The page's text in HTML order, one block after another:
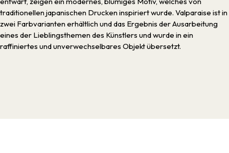
traditionellen japanischen Drucken inspiriert wurde. Valparaise ist in
zwei Farbvarianten erhältlich und das Ergebnis der Ausarbeitung
eines der Lieblingsthemen des Künstlers und wurde in ein
raffiniertes und unverwechselbares Objekt übersetzt.